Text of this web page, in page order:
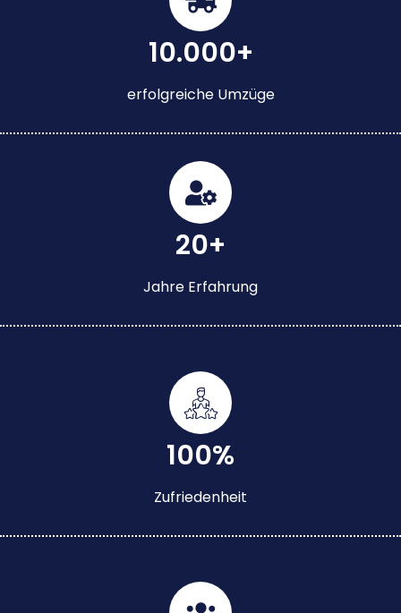
10.000+
erfolgreiche Umzüge
20+
Jahre Erfahrung
100%
Zufriedenheit